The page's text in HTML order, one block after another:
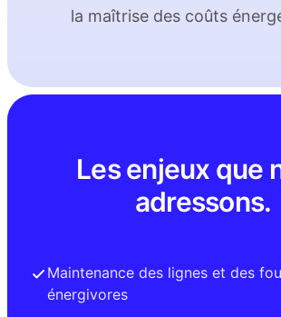
la maîtrise des coûts
Les enjeux que
adressons.
Maintenance des lignes et des
énergivores